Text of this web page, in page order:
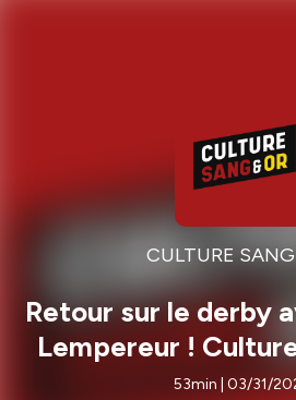
CULTURE
Retour sur le derby
Lempereur !
S05E36
53min | 03/31/